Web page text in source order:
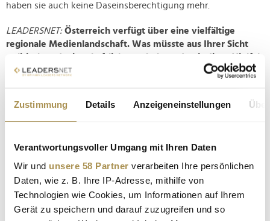
Zustimmung Details Anzeigeneinstellungen
Verantwortungsvoller Umgang mit Ihren Daten
Wir und unsere 58 Partner verarbeiten Ihre persönlichen
Daten, wie z. B. Ihre IP-Adresse, mithilfe von
Technologien wie Cookies, um Informationen auf Ihrem
Gerät zu speichern und darauf zuzugreifen und so
haben sie auch keine Daseinsberechtigung mehr.
LEADERSNET:Österreich verfügt über eine vielfältige
regionale Medienlandschaft. Was müsste aus Ihrer Sicht
politisch und wirtschaftlich geschehen, damit diese Vielfalt
langfristig erhalten bleibt?
regulieren. Die Turbo-Marktwirtschaft hat an dieser Ecke zu
einem Marktversagen geführt. Ein reizvoller Gedanke ist für
österreichische Werbeträger nützen. Durch die
Wertschöpfung im Inland kommt dann ein Vielfaches davon
wieder herein.
LEADERSNET: Viele Menschen beklagen eine zunehmende
gesellschaftliche Polarisierung. Können Regionalmedien